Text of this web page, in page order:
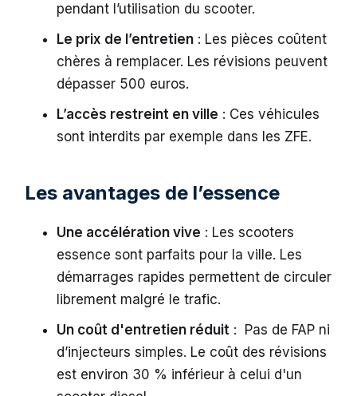
pendant l’utilisation du scooter.
Le prix de l’entretien : Les pièces coûtent
chères à remplacer. Les révisions peuvent
dépasser 500 euros.
L’accès restreint en ville : Ces véhicules
sont interdits par exemple dans les ZFE.
Les avantages de l’essence
Une accélération vive : Les scooters
essence sont parfaits pour la ville. Les
démarrages rapides permettent de circuler
librement malgré le trafic.
Un coût d'entretien réduit : Pas de FAP ni
d’injecteurs simples. Le coût des révisions
est environ 30 % inférieur à celui d'un